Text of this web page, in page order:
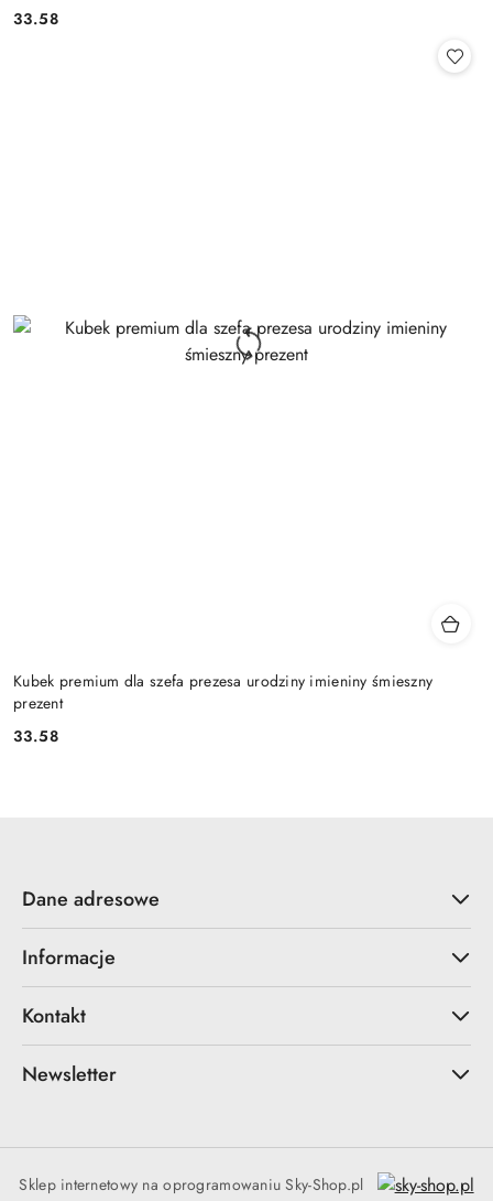
Cena:
33.58
Kubek premium dla szefa prezesa urodziny imieniny śmieszny
prezent
Cena:
33.58
Dane adresowe
Informacje
Kontakt
Newsletter
Sklep internetowy na oprogramowaniu Sky-Shop.pl